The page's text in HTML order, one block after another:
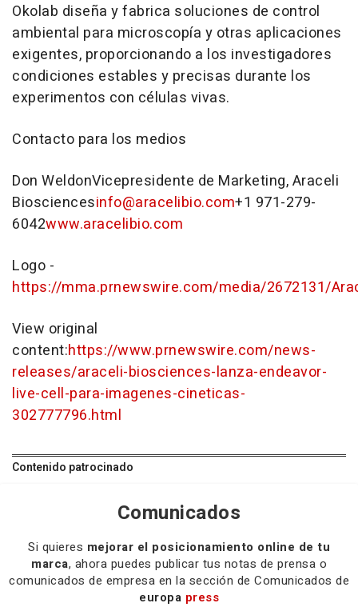
Okolab diseña y fabrica soluciones de control
ambiental para microscopía y otras aplicaciones
exigentes, proporcionando a los investigadores
condiciones estables y precisas durante los
experimentos con células vivas.
Contacto para los medios
Don WeldonVicepresidente de Marketing, Araceli
Biosciencesinfo@aracelibio.com+1 971-279-
6042www.aracelibio.com
Logo -
https://mma.prnewswire.com/media/2672131/
View original
content:https://www.prnewswire.com/news-
releases/araceli-biosciences-lanza-endeavor-
live-cell-para-imagenes-cineticas-
302777796.html
Contenido patrocinado
Comunicados
Si quieres mejorar el posicionamiento online de tu
marca, ahora puedes publicar tus notas de prensa o
comunicados de empresa en la sección de Comunicados de
europa press